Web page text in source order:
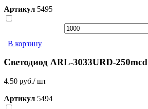
Артикул 5495
В корзину
Светодиод ARL-3033URD-250mcd
4.50 руб./ шт
Артикул 5494